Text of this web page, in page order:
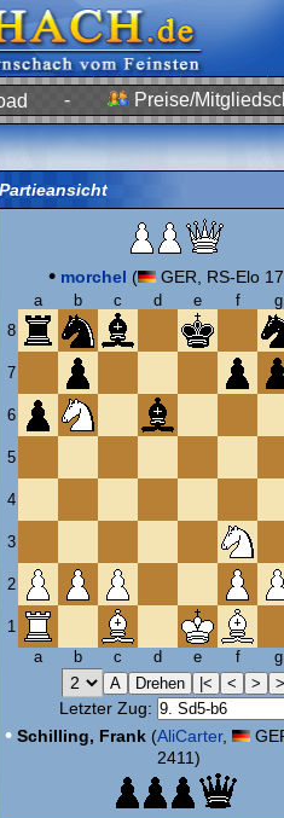
- Preise/
Partieansicht
• morchel ( GER, RS-Elo
a b c d e f
g
8
7
6
5
4
3
2
1
a
b c d e f g
Letzter Zug:
• Schilling, Frank(AliCarter,
2411)